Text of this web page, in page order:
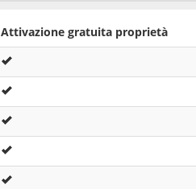
Attivazione gratuita proprietà